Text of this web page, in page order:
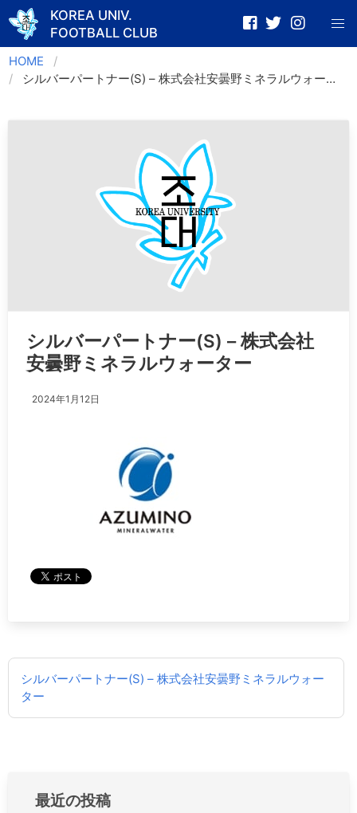
Skip
to
content
KOREA UNIV.
FOOTBALL CLUB
HOME
シルバーパートナー(S) – 株式会社安曇野ミネラルウォーター
シルバーパートナー(S) – 株式会社
安曇野ミネラルウォーター
2024年1月12日
投
ビ
シルバーパートナー(S) – 株式会社安曇野ミネラルウォー
ター
最近の投稿